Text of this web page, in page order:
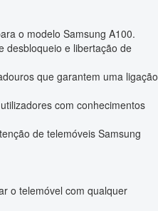
o modelo Samsung A100.
desbloqueio e libertação de
que garantem uma ligação
com conhecimentos
de telemóveis Samsung
o telemóvel com qualquer